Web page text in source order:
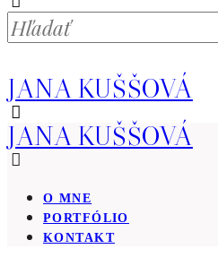
JANA KUŠŠOVÁ
JANA KUŠŠOVÁ
O MNE
PORTFÓLIO
KONTAKT